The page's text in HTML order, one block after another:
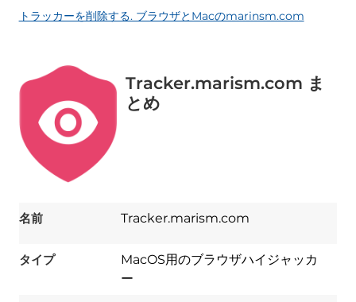
トラッカーを削除する. ブラウザとMacのmarinsm.com
Tracker.marism.com ま
とめ
名前 Tracker.marism.com
タイプ
MacOS用のブラウザハイジャッカ
ー